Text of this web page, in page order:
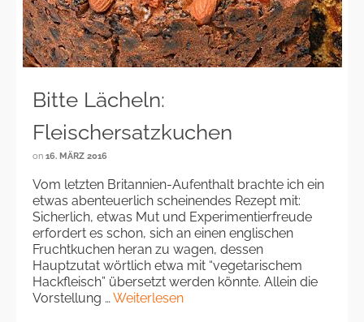
Bitte Lächeln:
Fleischersatzkuchen
on 16. MÄRZ 2016
Vom letzten Britannien-Aufenthalt brachte ich ein
etwas abenteuerlich scheinendes Rezept mit:
Sicherlich, etwas Mut und Experimentierfreude
erfordert es schon, sich an einen englischen
Fruchtkuchen heran zu wagen, dessen
Hauptzutat wörtlich etwa mit “vegetarischem
Hackfleisch” übersetzt werden könnte. Allein die
Vorstellung …Weiterlesen